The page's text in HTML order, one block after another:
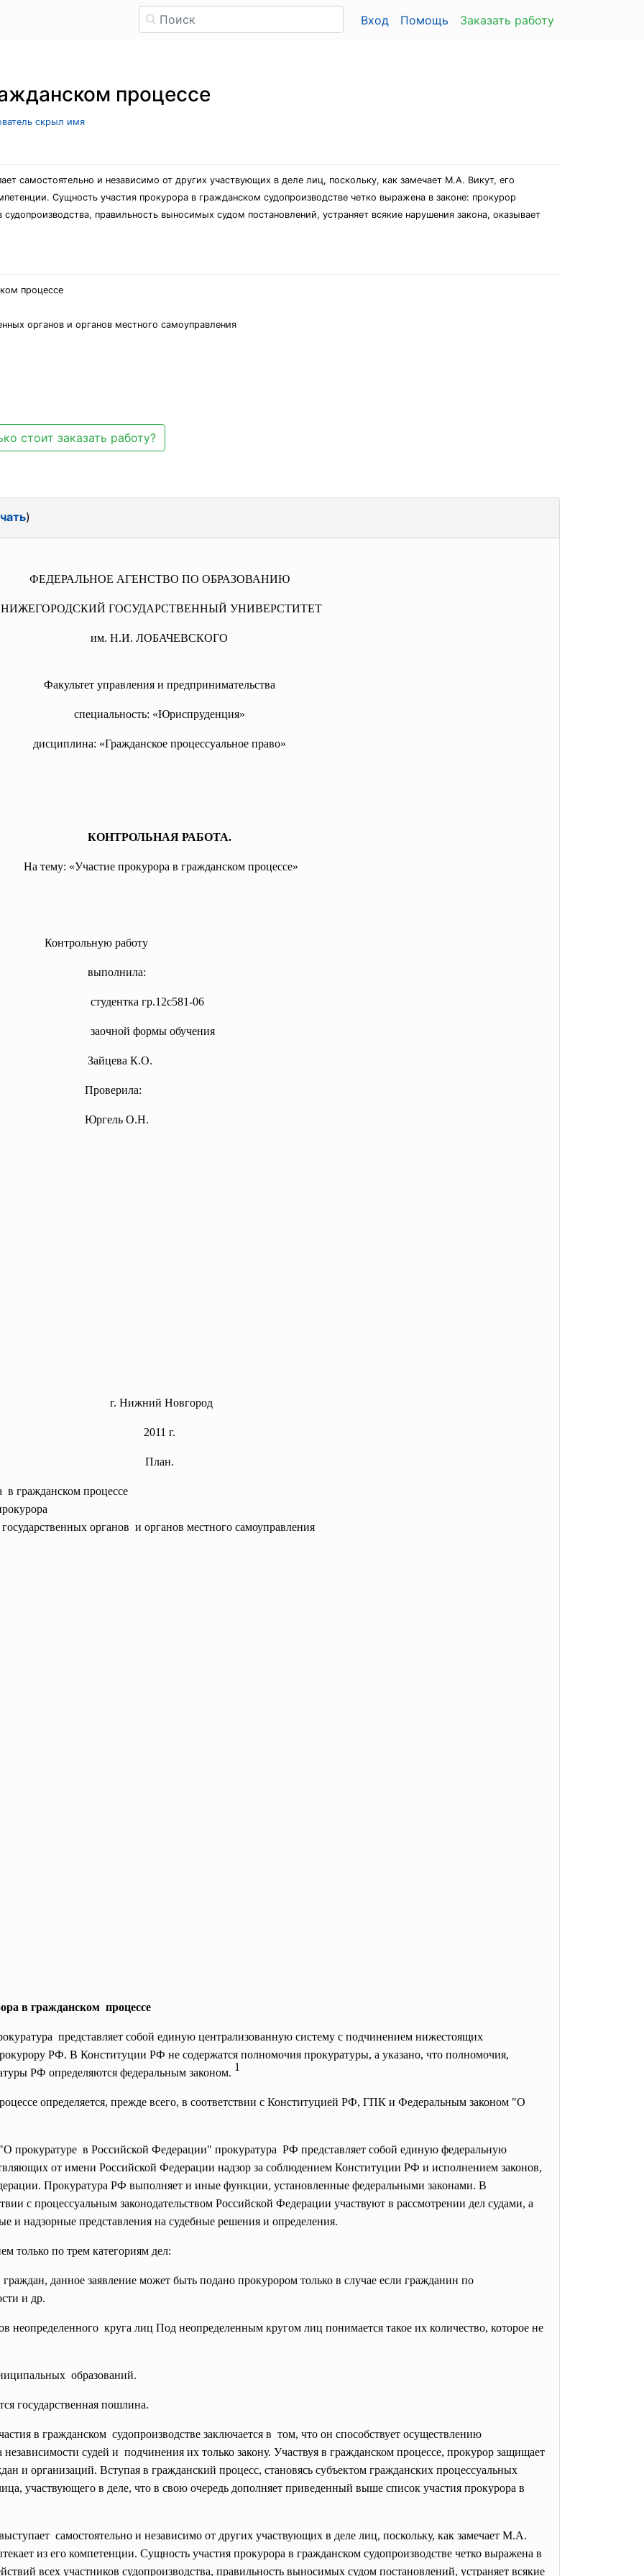
Вход Помощь Заказать работу
процессе
скрыл имя
самостоятельно и независимо от других участвующих в деле лиц, поскольку, как замечает М.А. Викут, его
Сущность участия прокурора в гражданском судопроизводстве четко выражена в законе: прокурор
судопроизводства, правильность выносимых судом постановлений, устраняет всякие нарушения закона, оказывает
процессе
органов и органов местного самоуправления
стоит заказать работу?
)
ФЕДЕРАЛЬНОЕ АГЕНСТВО ПО ОБРАЗОВАНИЮ
НИЖЕГОРОДСКИЙ ГОСУДАРСТВЕННЫЙ УНИВЕРСТИТЕТ
им. Н.И. ЛОБАЧЕВСКОГО
Факультет управления и предпринимательства
специальность: «Юриспруденция»
дисциплина: «Гражданское процессуальное право»
КОНТРОЛЬНАЯ РАБОТА.
На тему: «Участие прокурора в гражданском процессе»
Контрольную работу
гр.12с581-06
заочной формы обучения
К.О.
Проверила:
О.Н.
г. Нижний Новгород
2011 г.
План.
гражданском процессе
органов и органов местного самоуправления
в гражданском процессе
представляет собой единую централизованную систему с подчинением нижестоящих
РФ. В Конституции РФ не содержатся полномочия прокуратуры, а указано, что полномочия,
РФ определяются федеральным законом. 1
определяется, прежде всего, в соответствии с Конституцией РФ, ГПК и Федеральным законом "О
"О прокуратуре в Российской Федерации" прокуратура РФ представляет собой единую федеральную
от имени Российской Федерации надзор за соблюдением Конституции РФ и исполнением законов,
Прокуратура РФ выполняет и иные функции, установленные федеральными законами. В
с процессуальным законодательством Российской Федерации участвуют в рассмотрении дел судами, а
и надзорные представления на судебные решения и определения.
только по трем категориям дел:
данное заявление может быть подано прокурором только в случае если гражданин по
и др.
неопределенного круга лиц Под неопределенным кругом лиц понимается такое их количество, которое не
образований.
государственная пошлина.
в гражданском судопроизводстве заключается в том, что он способствует осуществлению
судей и подчинения их только закону. Участвуя в гражданском процессе, прокурор защищает
и организаций. Вступая в гражданский процесс, становясь субъектом гражданских процессуальных
участвующего в деле, что в свою очередь дополняет приведенный выше список участия прокурора в
самостоятельно и независимо от других участвующих в деле лиц, поскольку, как замечает М.А.
из его компетенции. Сущность участия прокурора в гражданском судопроизводстве четко выражена в
всех участников судопроизводства, правильность выносимых судом постановлений, устраняет всякие